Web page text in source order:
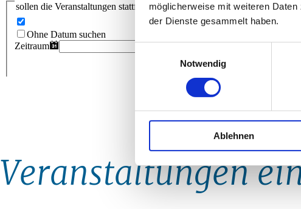
möglicherweise mit weiteren
der Dienste gesammelt haben.
Notwendig
Ablehnen
Veranstaltungen